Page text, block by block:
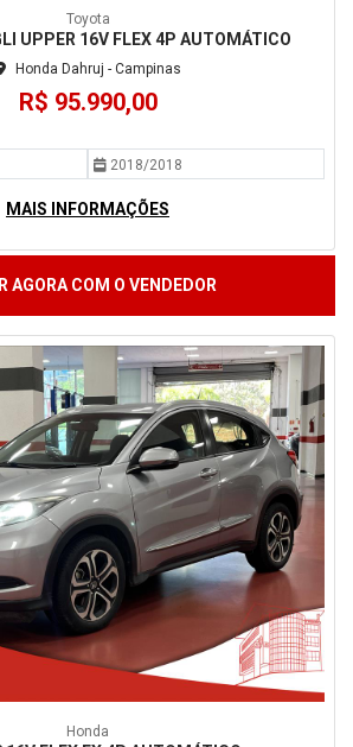
Toyota
UPPER 16V FLEX 4P AUTOMÁTICO
Honda Dahruj - Campinas
R$ 95.990,00
2018/2018
MAIS INFORMAÇÕES
AGORA COM O VENDEDOR
Honda